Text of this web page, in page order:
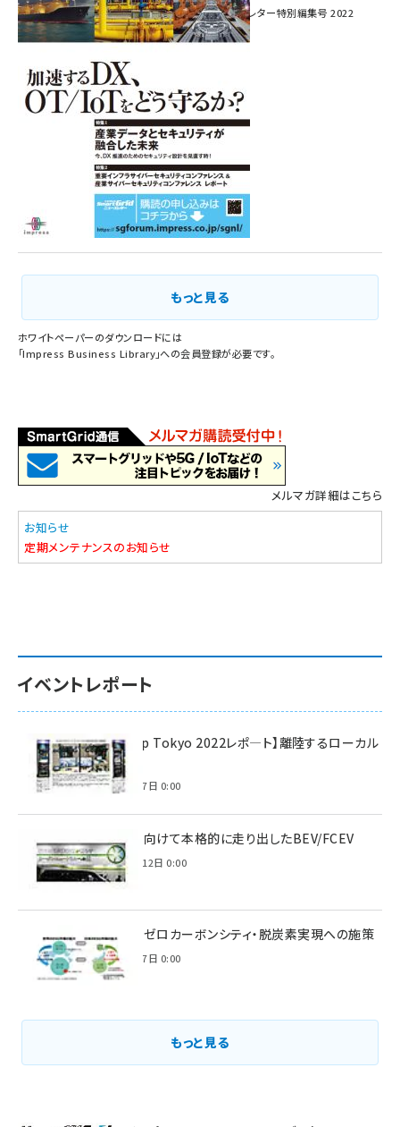
インプレス SmartGridニューズレター特別編集号 2022
Vol.1
もっと見る
ホワイトペーパーのダウンロードには
「Impress Business Library」への会員登録が必要です。
メルマガ詳細はこちら
お知らせ
定期メンテナンスのお知らせ
イベントレポート
【Interop Tokyo 2022レポ—ト】離陸するローカル
5G！
2022年7月7日 0:00
脱炭素に向けて本格的に走り出したBEV/FCEV
2022年6月12日 0:00
環境省のゼロカーボンシティ・脱炭素実現への施策
2021年3月7日 0:00
もっと見る